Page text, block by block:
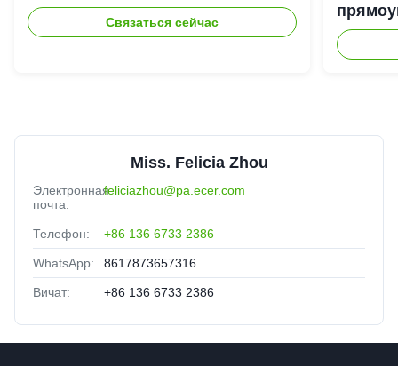
Связаться сейчас
Miss. Felicia Zhou
Электронная
почта:
feliciazhou@pa.ecer.com
Телефон: +86 136 6733 2386
WhatsApp: 8617873657316
Вичат: +86 136 6733 2386